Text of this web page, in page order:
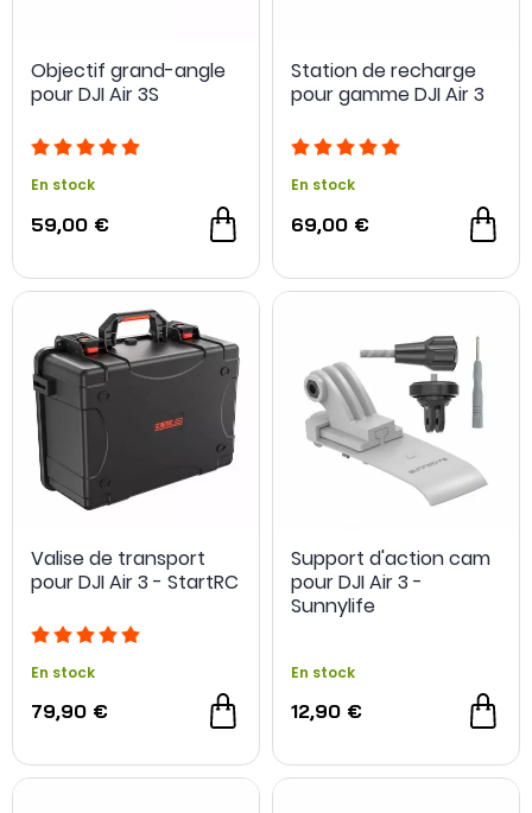
Objectif grand-angle
pour DJI Air 3S
En stock
59,00 €
Station de recharge
pour gamme DJI Air 3
En stock
69,00 €
Valise de transport
pour DJI Air 3 - StartRC
En stock
79,90 €
Support d'action cam
pour DJI Air 3 -
Sunnylife
En stock
12,90 €